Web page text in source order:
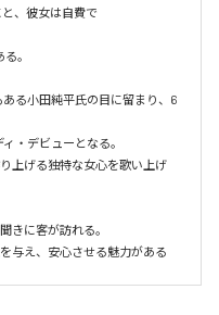
、彼女は自費で
。
る小田純平氏の目に留まり、6
・デビューとなる。
上げる独特な女心を歌い上げ
きに客が訪れる。
与え、安心させる魅力がある